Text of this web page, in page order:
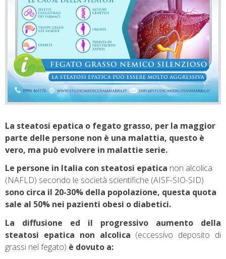
La steatosi epatica o fegato grasso, per la maggior
parte delle persone non è una malattia, questo è
vero, ma può evolvere in malattie serie.
Le persone in Italia con steatosi epatica non alcolica
(NAFLD) secondo le società scientifiche (AISF-SIO-SID)
sono circa il 20-30% della popolazione, questa quota
sale al 50% nei pazienti obesi o diabetici.
La diffusione ed il progressivo aumento della
steatosi epatica non alcolica (eccessivo deposito di
grassi nel fegato) è dovuto a: